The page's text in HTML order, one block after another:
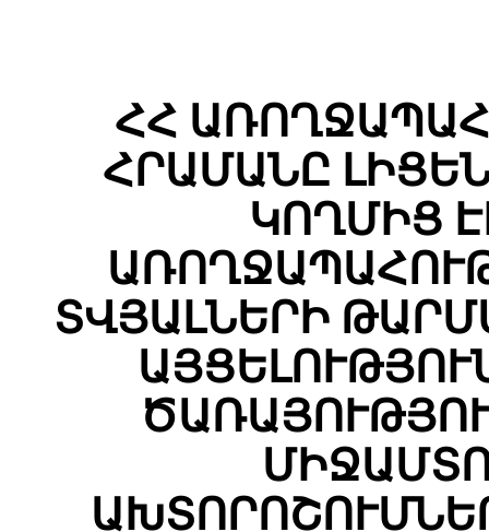
ՀՀ
ՀՐԱՄԱՆԸ
ԿՈՂՄԻՑ
ՏՎՅԱԼՆԵՐԻ